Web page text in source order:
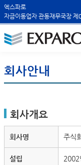
엑스파로
자금이동업자 관동재무국장
회사안내
회사개요
회사명 주식
설립 2002